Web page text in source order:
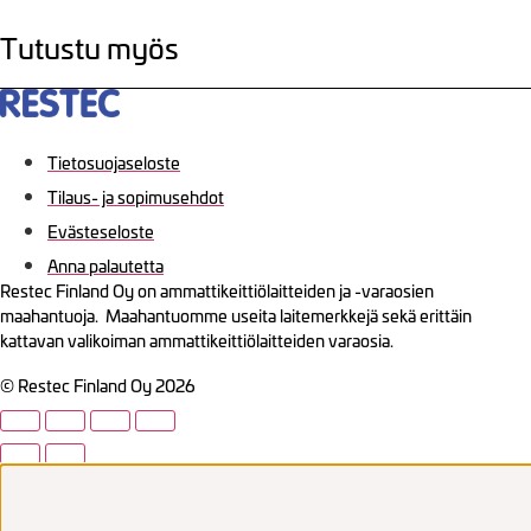
Tutustu myös
Tietosuojaseloste
Tilaus- ja sopimusehdot
Evästeseloste
Anna palautetta
Restec Finland Oy on ammattikeittiölaitteiden ja -varaosien
maahantuoja. Maahantuomme useita laitemerkkejä sekä erittäin
kattavan valikoiman ammattikeittiölaitteiden varaosia.
© Restec Finland Oy 2026